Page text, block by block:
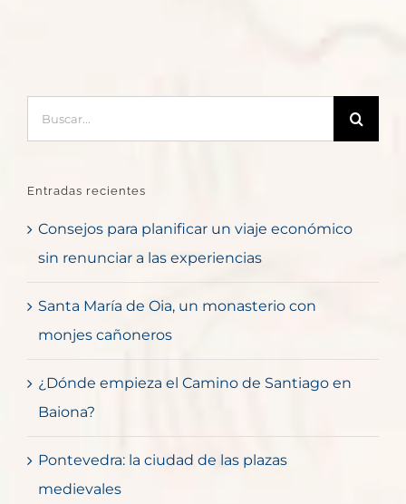
Entradas recientes
Consejos para planificar un viaje económico
sin renunciar a las experiencias
Santa María de Oia, un monasterio con
monjes cañoneros
¿Dónde empieza el Camino de Santiago en
Baiona?
Pontevedra: la ciudad de las plazas
medievales